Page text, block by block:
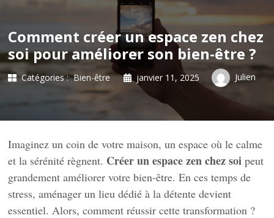
Comment créer un espace zen chez
soi pour améliorer son bien-être ?
Catégories : Bien-être janvier 11, 2025 Julien
Imaginez un coin de votre maison, un espace où le calme
et la sérénité règnent. Créer un espace zen chez soi peut
grandement améliorer votre bien-être. En ces temps de
stress, aménager un lieu dédié à la détente devient
essentiel. Alors, comment réussir cette transformation ?